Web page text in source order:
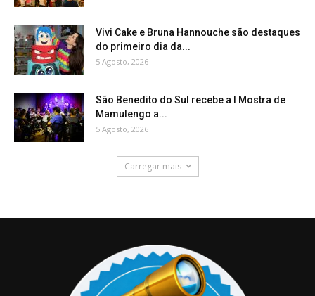
Vivi Cake e Bruna Hannouche são destaques
do primeiro dia da...
5 Agosto, 2026
São Benedito do Sul recebe a I Mostra de
Mamulengo a...
5 Agosto, 2026
Carregar mais